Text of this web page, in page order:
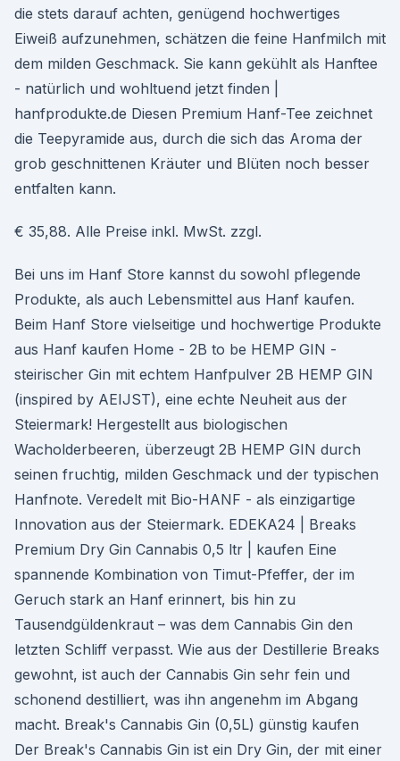
die stets darauf achten, genügend hochwertiges
Eiweiß aufzunehmen, schätzen die feine Hanfmilch mit
dem milden Geschmack. Sie kann gekühlt als Hanftee
- natürlich und wohltuend jetzt finden |
hanfprodukte.de Diesen Premium Hanf-Tee zeichnet
die Teepyramide aus, durch die sich das Aroma der
grob geschnittenen Kräuter und Blüten noch besser
entfalten kann.
€ 35,88. Alle Preise inkl. MwSt. zzgl.
Bei uns im Hanf Store kannst du sowohl pflegende
Produkte, als auch Lebensmittel aus Hanf kaufen.
Beim Hanf Store vielseitige und hochwertige Produkte
aus Hanf kaufen Home - 2B to be HEMP GIN -
steirischer Gin mit echtem Hanfpulver 2B HEMP GIN
(inspired by AEIJST), eine echte Neuheit aus der
Steiermark! Hergestellt aus biologischen
Wacholderbeeren, überzeugt 2B HEMP GIN durch
seinen fruchtig, milden Geschmack und der typischen
Hanfnote. Veredelt mit Bio-HANF - als einzigartige
Innovation aus der Steiermark. EDEKA24 | Breaks
Premium Dry Gin Cannabis 0,5 ltr | kaufen Eine
spannende Kombination von Timut-Pfeffer, der im
Geruch stark an Hanf erinnert, bis hin zu
Tausendgüldenkraut – was dem Cannabis Gin den
letzten Schliff verpasst. Wie aus der Destillerie Breaks
gewohnt, ist auch der Cannabis Gin sehr fein und
schonend destilliert, was ihn angenehm im Abgang
macht. Break's Cannabis Gin (0,5L) günstig kaufen
Der Break's Cannabis Gin ist ein Dry Gin, der mit einer